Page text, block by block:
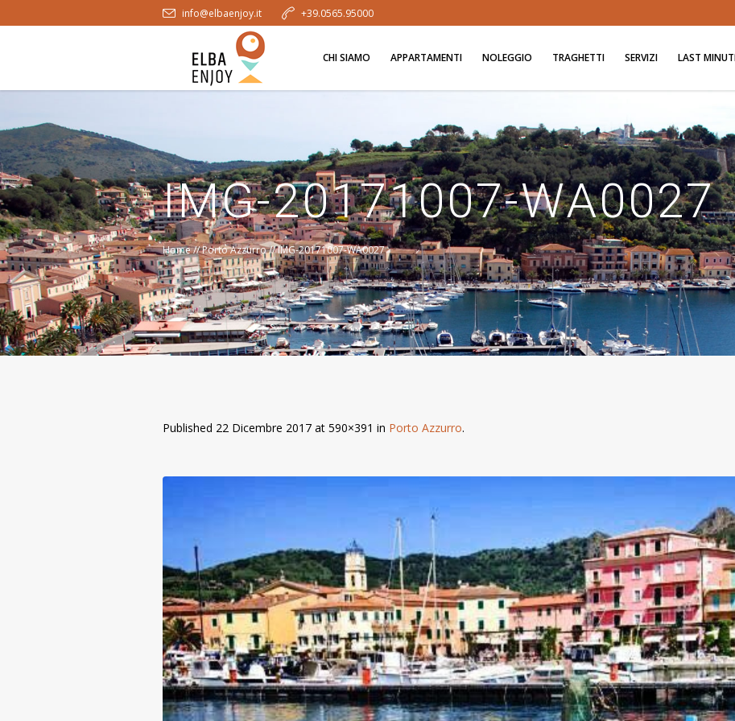
info@elbaenjoy.it +39.0565.95000
CHI SIAMO APPARTAMENTI NOLEGGIO TRAGHETTI SERVIZI LAST
IMG-20171007-WA0027
Home//Porto Azzurro//IMG-20171007-WA0027
Published 22 Dicembre 2017 at 590×391 in Porto Azzurro.